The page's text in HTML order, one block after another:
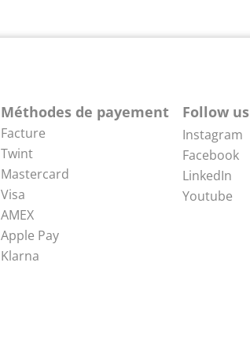
Méthodes de payement
Facture
Twint
Mastercard
Visa
AMEX
Apple Pay
Klarna
Follow us
Instagram
Facebook
LinkedIn
Youtube